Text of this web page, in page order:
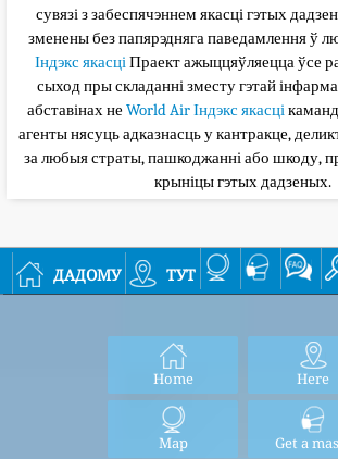
сувязі з забеспячэннем якасці гэтых
зменены без папярэдняга паведамлення ў
Індэкс якасціПраект ажыццяўляецца ўсе
сыход пры складанні зместу гэтай
абставінах не World Air Індэкс якасці
агенты нясуць адказнасць у кантракце,
за любыя страты, пашкоджанні або шкоду,
крыніцы гэтых дадзеных.
дадому тут
Home Here
Map Get a